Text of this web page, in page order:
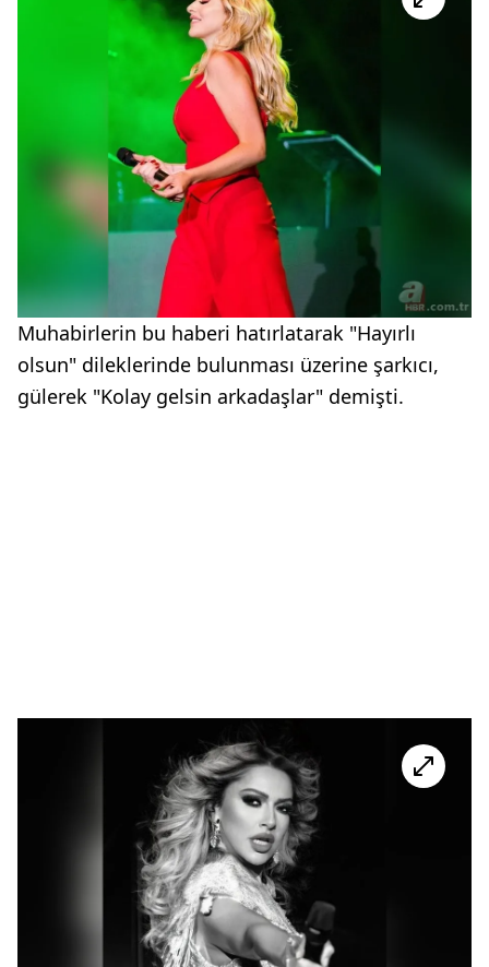
Muhabirlerin bu haberi hatırlatarak "Hayırlı
olsun" dileklerinde bulunması üzerine şarkıcı,
gülerek "Kolay gelsin arkadaşlar" demişti.